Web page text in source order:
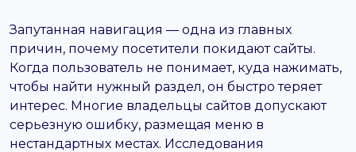
Запутанная навигация — одна из главных
причин, почему посетители покидают сайты.
Когда пользователь не понимает, куда нажимать,
чтобы найти нужный раздел, он быстро теряет
интерес. Многие владельцы сайтов допускают
серьезную ошибку, размещая меню в
нестандартных местах. Исследования